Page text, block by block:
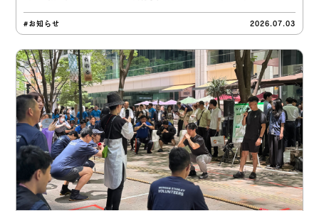
#お知らせ 2026.07.03